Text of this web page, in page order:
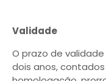
Validade
O prazo de
dois anos,